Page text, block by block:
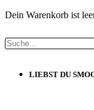
Dein Warenkorb ist
LIEBST DU